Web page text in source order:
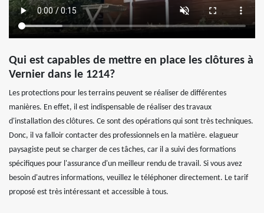
Qui est capables de mettre en place les clôtures à
Vernier dans le 1214?
Les protections pour les terrains peuvent se réaliser de différentes
manières. En effet, il est indispensable de réaliser des travaux
d'installation des clôtures. Ce sont des opérations qui sont très techniques.
Donc, il va falloir contacter des professionnels en la matière. elagueur
paysagiste peut se charger de ces tâches, car il a suivi des formations
spécifiques pour l'assurance d'un meilleur rendu de travail. Si vous avez
besoin d'autres informations, veuillez le téléphoner directement. Le tarif
proposé est très intéressant et accessible à tous.